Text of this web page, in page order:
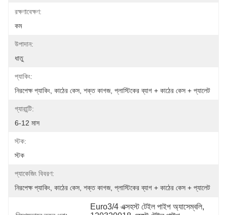
রক্ষণাবেক্ষণ:
কম
উপাদান:
ধাতু
প্যাকিং:
নিরপেক্ষ প্যাকিং, কাঠের কেস, শক্ত কাগজ, প্লাস্টিকের ব্যাগ + কাঠের কেস + প্যালেট
গ্যারান্টি:
6-12 মাস
স্টক:
স্টক
প্যাকেজিং বিবরণ:
নিরপেক্ষ প্যাকিং, কাঠের কেস, শক্ত কাগজ, প্লাস্টিকের ব্যাগ + কাঠের কেস + প্যালেট
Euro3/4 এক্সহস্ট টেইল পাইপ অ্যাসেম্বলি,